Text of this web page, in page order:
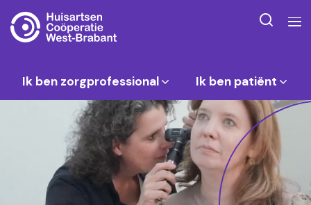
Ik ben zorgprofessional Ik ben patiënt